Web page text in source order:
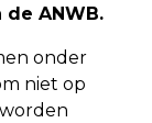
ANWB.
onder
niet op